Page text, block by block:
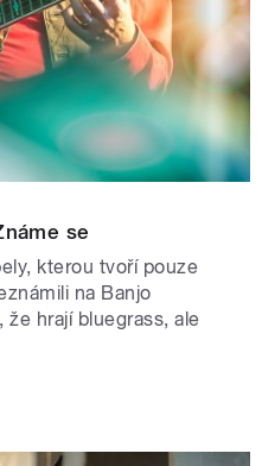
se
kterou tvoří pouze
na Banjo
hrají bluegrass, ale